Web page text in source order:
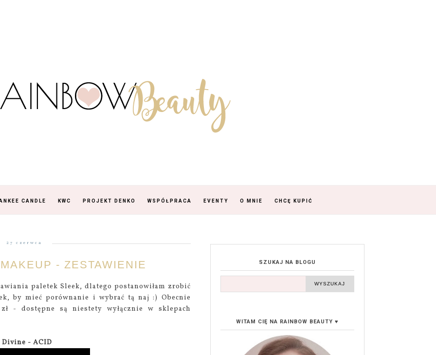
CANDLE KWC PROJEKT DENKO WSPÓŁPRACA EVENTY O MNIE CHCĘ KUPIĆ
27 czerwca
- ZESTAWIENIE
paletek Sleek, dlatego postanowiłam zrobić
by mieć porównanie i wybrać tą naj :) Obecnie
- dostępne są niestety wyłącznie w sklepach
Divine - ACID
SZUKAJ NA BLOGU
WITAM CIĘ NA RAINBOW BEAUTY ♥